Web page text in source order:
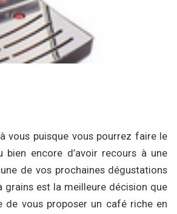
vous puisque vous pourrez faire le
encore d’avoir recours à une
de vos prochaines dégustations
est la meilleure décision que
de vous proposer un café riche en